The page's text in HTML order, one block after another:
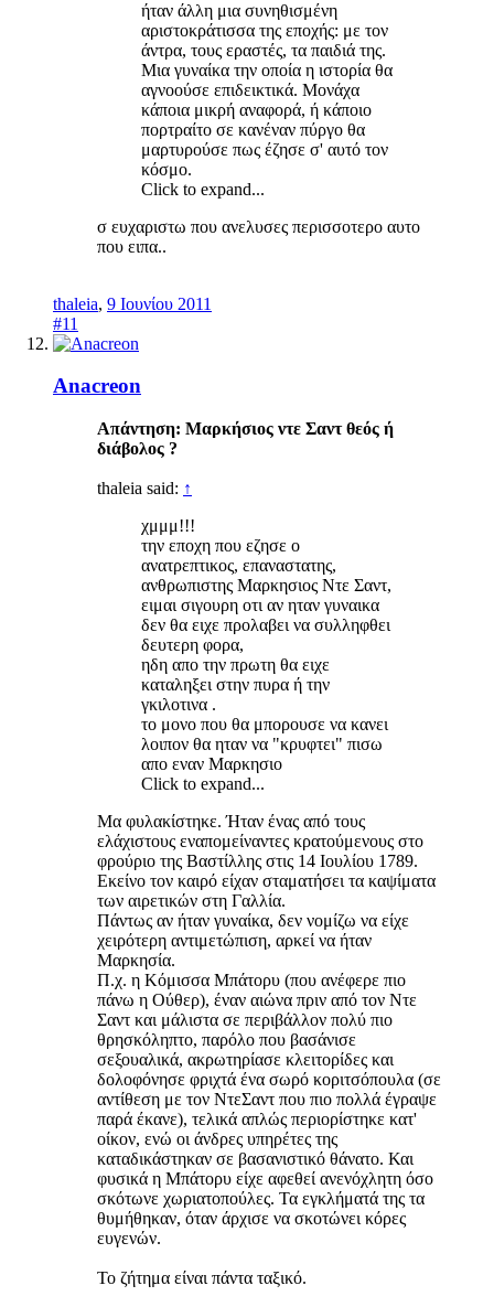
ήταν άλλη μια συνηθισμένη
αριστοκράτισσα της εποχής: με τον
άντρα, τους εραστές, τα παιδιά της.
Μια γυναίκα την οποία η ιστορία θα
αγνοούσε επιδεικτικά. Μονάχα
κάποια μικρή αναφορά, ή κάποιο
πορτραίτο σε κανέναν πύργο θα
μαρτυρούσε πως έζησε σ' αυτό τον
κόσμο.
Click to expand...
σ ευχαριστω που ανελυσες περισσοτερο αυτο
που ειπα..
thaleia, 9 Ιουνίου 2011
#11
Anacreon
Απάντηση: Mαρκήσιος ντε Σαντ θεός ή
διάβολος ?
thaleia said: ↑
χμμμ!!!
την εποχη που εζησε ο
ανατρεπτικος, επαναστατης,
ανθρωπιστης Μαρκησιος Ντε Σαντ,
ειμαι σιγουρη οτι αν ηταν γυναικα
δεν θα ειχε προλαβει να συλληφθει
δευτερη φορα,
ηδη απο την πρωτη θα ειχε
καταληξει στην πυρα ή την
γκιλοτινα .
το μονο που θα μπορουσε να κανει
λοιπον θα ηταν να "κρυφτει" πισω
απο εναν Μαρκησιο
Click to expand...
Μα φυλακίστηκε. Ήταν ένας από τους
ελάχιστους εναπομείναντες κρατούμενους στο
φρούριο της Βαστίλλης στις 14 Ιουλίου 1789.
Εκείνο τον καιρό είχαν σταματήσει τα καψίματα
των αιρετικών στη Γαλλία.
Πάντως αν ήταν γυναίκα, δεν νομίζω να είχε
χειρότερη αντιμετώπιση, αρκεί να ήταν
Μαρκησία.
Π.χ. η Κόμισσα Μπάτορυ (που ανέφερε πιο
πάνω η Ούθερ), έναν αιώνα πριν από τον Ντε
Σαντ και μάλιστα σε περιβάλλον πολύ πιο
θρησκόληπτο, παρόλο που βασάνισε
σεξουαλικά, ακρωτηρίασε κλειτορίδες και
δολοφόνησε φριχτά ένα σωρό κοριτσόπουλα (σε
αντίθεση με τον ΝτεΣαντ που πιο πολλά έγραψε
παρά έκανε), τελικά απλώς περιορίστηκε κατ'
οίκον, ενώ οι άνδρες υπηρέτες της
καταδικάστηκαν σε βασανιστικό θάνατο. Και
φυσικά η Μπάτορυ είχε αφεθεί ανενόχλητη όσο
σκότωνε χωριατοπούλες. Τα εγκλήματά της τα
θυμήθηκαν, όταν άρχισε να σκοτώνει κόρες
ευγενών.
Το ζήτημα είναι πάντα ταξικό.